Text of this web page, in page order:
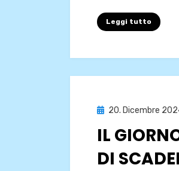
Leggi tutto
Pubblicato
20. Dicembre
IL
DI